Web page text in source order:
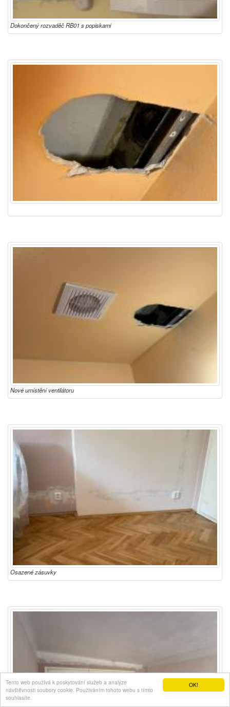
OK!
Tento web používá k poskytování služeb a analýze
návštěvnosti soubory cookie. Používáním tohoto webu s tímto
souhlasíte.
Dokončený rozvaděč RB01 s popiskami
Nové umístění ventilátoru
Osazené zásuvky